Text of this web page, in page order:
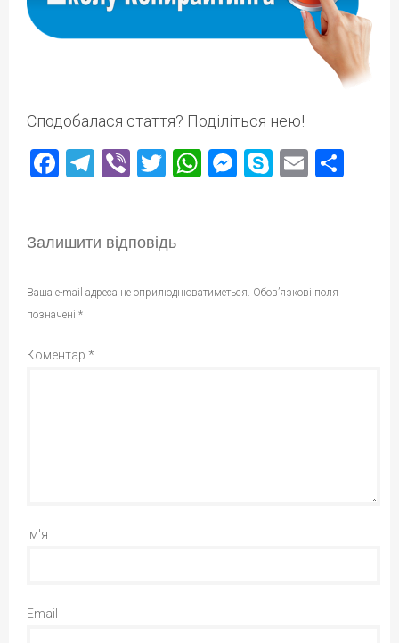
Сподобалася стаття? Поділіться нею!
Facebook
Telegram
ViberTwitter
WhatsApp
Messenger
Skype
Email
Залишити відповідь
Ваша e-mail адреса не оприлюднюватиметься. Обов’язкові поля
позначені *
Коментар *
Ім'я
Email